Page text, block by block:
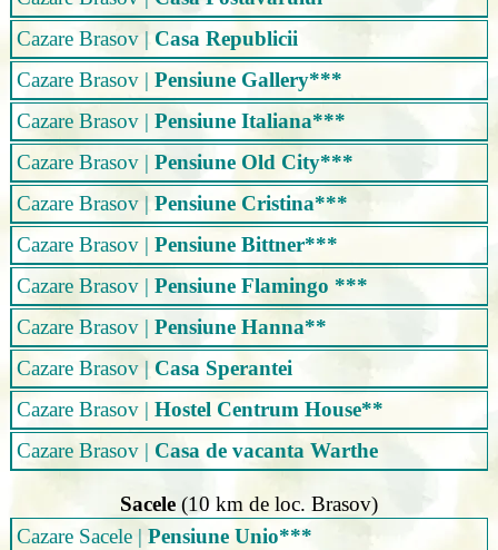
Cazare Brasov | Casa Republicii
Cazare Brasov | Pensiune Gallery***
Cazare Brasov | Pensiune Italiana***
Cazare Brasov | Pensiune Old City***
Cazare Brasov | Pensiune Cristina***
Cazare Brasov | Pensiune Bittner***
Cazare Brasov | Pensiune Flamingo ***
Cazare Brasov | Pensiune Hanna**
Cazare Brasov | Casa Sperantei
Cazare Brasov | Hostel Centrum House**
Cazare Brasov | Casa de vacanta Warthe
Sacele (10 km de loc. Brasov)
Cazare Sacele | Pensiune Unio***